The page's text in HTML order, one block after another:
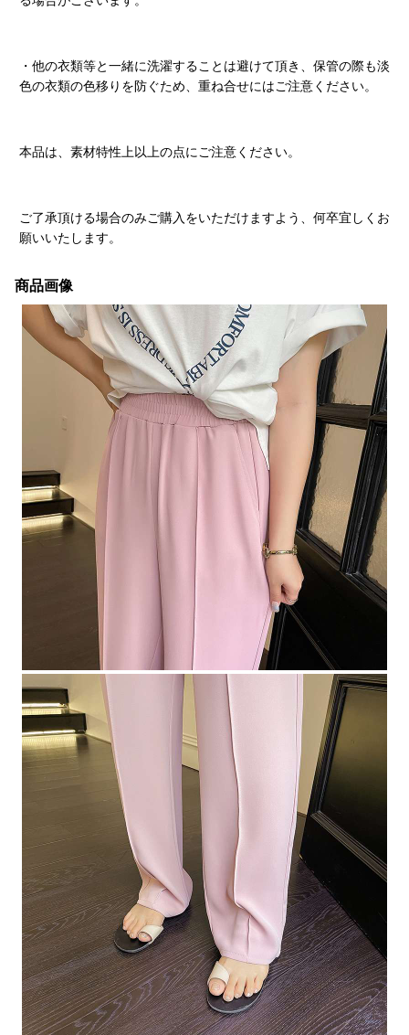
・他の衣類等と一緒に洗濯することは避けて頂き、保管の際も淡
色の衣類の色移りを防ぐため、重ね合せにはご注意ください。
本品は、素材特性上以上の点にご注意ください。
ご了承頂ける場合のみご購入をいただけますよう、何卒宜しくお
願いいたします。
商品画像